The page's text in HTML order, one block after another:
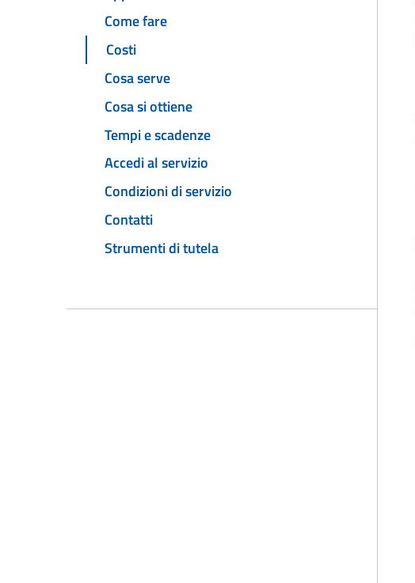
Come fare
Costi
Cosa serve
Cosa si ottiene
Tempi e scadenze
Accedi al servizio
Condizioni di servizio
Contatti
Strumenti di tutela